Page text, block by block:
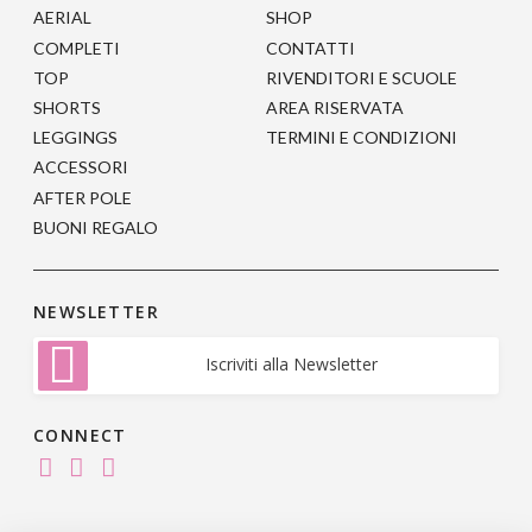
AERIAL
COMPLETI
TOP
SHORTS
LEGGINGS
ACCESSORI
AFTER POLE
BUONI REGALO
SHOP
CONTATTI
RIVENDITORI E SCUOLE
AREA RISERVATA
TERMINI E CONDIZIONI
NEWSLETTER
Iscriviti alla Newsletter
CONNECT